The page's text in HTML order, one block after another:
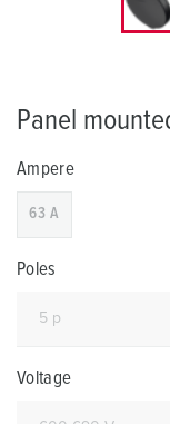
Panel
Ampere
63 A
Poles
Voltage